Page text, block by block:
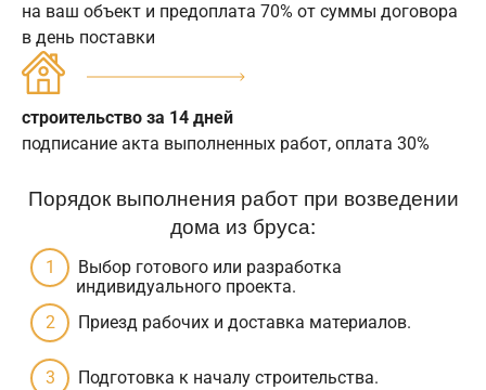
на ваш объект и предоплата 70% от суммы договора
в день поставки
строительство за 14 дней
подписание акта выполненных работ, оплата 30%
Порядок выполнения работ при возведении
дома из бруса:
Выбор готового или разработка
индивидуального проекта.
Приезд рабочих и доставка материалов.
Подготовка к началу строительства.